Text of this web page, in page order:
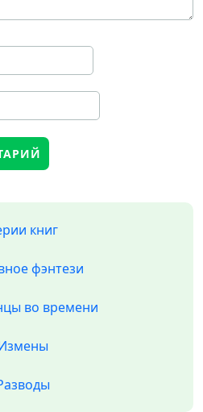
книг
фэнтези
во времени